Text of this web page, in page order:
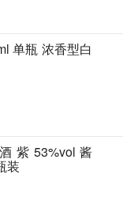
单瓶 浓香型白
紫 53%vol 酱
装